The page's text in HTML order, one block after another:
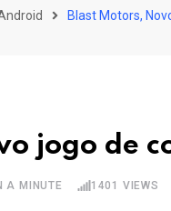
Blast Motors,
jogo de
A MINUTE 1401 VIEWS